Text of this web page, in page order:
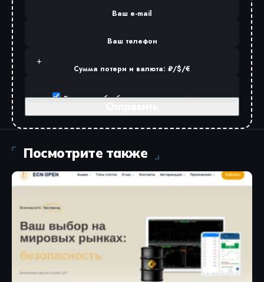
Ваш e-mail
Ваш телефон
Сумма потери и валюта: ₽/$/€
Разрешаюобработку персональных данных.
Посмотрите также